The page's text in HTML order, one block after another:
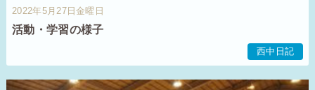
2022年5月27日金曜日
活動・学習の様子
西中日記